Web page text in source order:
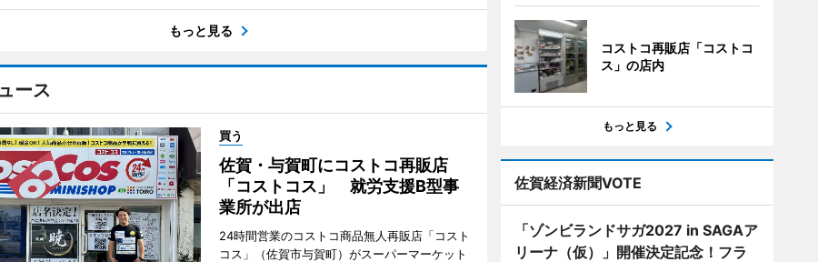
もっと見る
ース
買う
佐賀・与賀町にコストコ再販店
「コストコス」 就労支援B型事
業所が出店
24時間営業のコストコ商品無人再販店「コスト
コス」（佐賀市与賀町）がスーパーマーケット
コストコ再販店「コストコ
ス」の店内
もっと見る
佐賀経済新聞VOTE
「ゾンビランドサガ2027 in SAGAア
リーナ（仮）」開催決定記念！フラ